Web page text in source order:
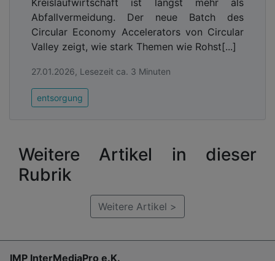
Kreislaufwirtschaft ist längst mehr als
Abfallvermeidung. Der neue Batch des
Circular Economy Accelerators von Circular
Valley zeigt, wie stark Themen wie Rohst[...]
27.01.2026, Lesezeit ca. 3 Minuten
entsorgung
Weitere Artikel in dieser
Rubrik
Weitere Artikel >
IMP InterMediaPro e.K.